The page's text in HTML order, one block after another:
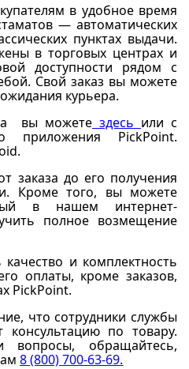
в удобное время
— автоматических
пунктах выдачи.
в торговых центрах и
доступности рядом с
Свой заказ вы можете
курьера.
вы можете здесь или с
приложения PickPoint.
заказа до его получения
Кроме того, вы можете
в нашем интернет-
полное возмещение
и комплектность
оплаты, кроме заказов,
PickPoint.
что сотрудники службы
консультацию по товару.
обращайтесь,
8 (800) 700-63-69.